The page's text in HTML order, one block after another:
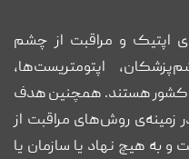
اپتیک و مراقبت از چشم
اپتومتریست‌ها،
کشور هستند. همچنین هدف
زمینه‌ی روش‌های مراقبت از
به هیچ نهاد یا سازمان یا